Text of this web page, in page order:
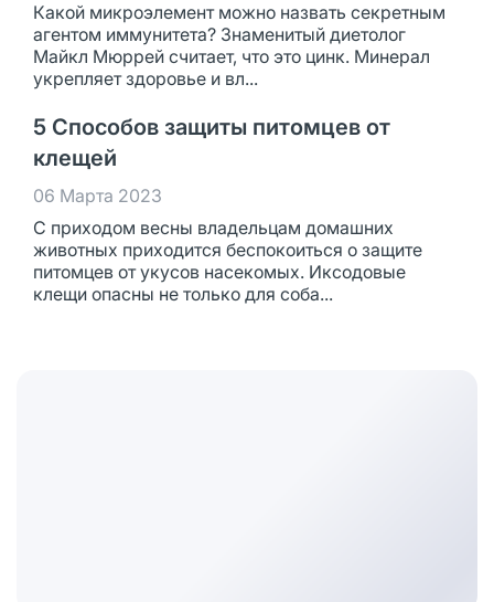
Какой микроэлемент можно назвать секретным
агентом иммунитета? Знаменитый диетолог
Майкл Мюррей считает, что это цинк. Минерал
укрепляет здоровье и вл...
5 Способов защиты питомцев от
клещей
06 Марта 2023
С приходом весны владельцам домашних
животных приходится беспокоиться о защите
питомцев от укусов насекомых. Иксодовые
клещи опасны не только для соба...